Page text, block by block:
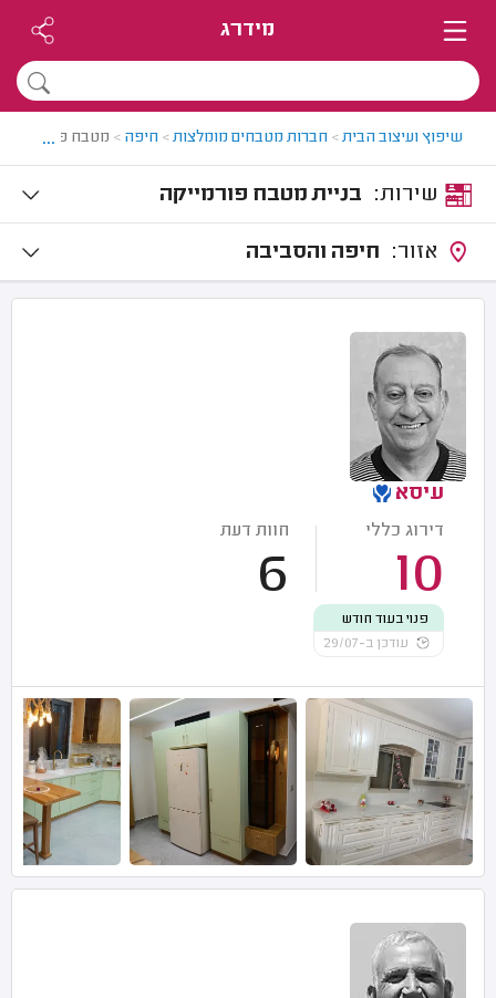
מידרג
שיפוץ ועיצוב הבית> חברות מטבחים מומלצות> חיפה > מטבח פורמייקה
...
בניית מטבח פורמייקה
חיפה והסביבה
עיסא
דירוג כללי
10
חוות דעת
6
פנוי בעוד חודש
עודכן ב-29/07